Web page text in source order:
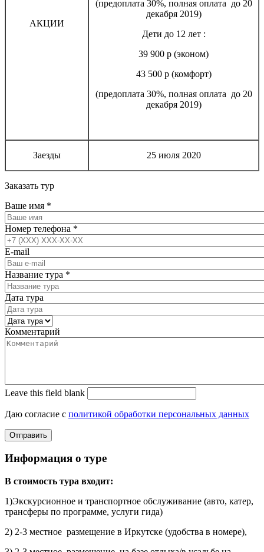
АКЦИИ
(предоплата 30%, полная оплата до 20
декабря 2019)
Дети до 12 лет :
39 900 р (эконом)
43 500 р (комфорт)
(предоплата 30%, полная оплата до 20
декабря 2019)
Заезды 25 июля 2020
Заказать тур
Ваше имя *
Номер телефона *
E-mail
Название тура *
Дата тура
Комментарий
Leave this field blank
Даю согласие с политикой обработки персональных данных
Информация о туре
В стоимость тура входит:
1)Экскурсионное и транспортное обслуживание (авто, катер,
трансферы по программе, услуги гида)
2) 2-3 местное размещение в Иркутске (удобства в номере),